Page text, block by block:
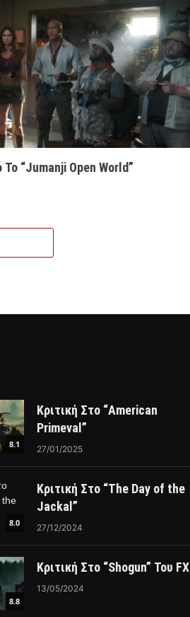
“Jumanji Open World”
8.1
Κριτική Στο “American
Primeval”
27/01/2025
8.0
Κριτική Στο “The Day of the
Jackal”
27/12/2024
8.8
Κριτική Στο “Shogun” Του FX
13/05/2024